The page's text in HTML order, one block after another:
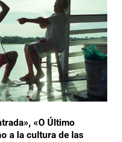
«O Último
a la cultura de las